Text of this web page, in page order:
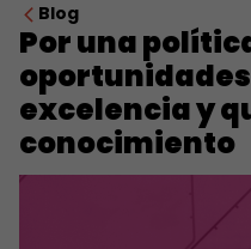
Blog
Por una
excelencia y
conocimiento